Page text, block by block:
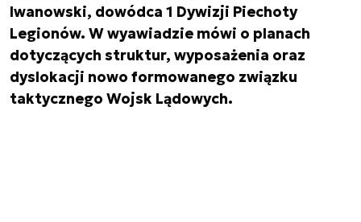
Iwanowski, dowódca 1 Dywizji Piechoty
Legionów. W wyawiadzie mówi o planach
dotyczących struktur, wyposażenia oraz
dyslokacji nowo formowanego związku
taktycznego Wojsk Lądowych.